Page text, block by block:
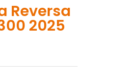
Reversa
2025